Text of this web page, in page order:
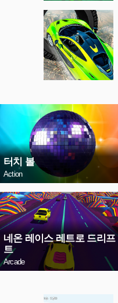
터치 볼
Action
네온 레이스 레트로 드리프
트
Arcade